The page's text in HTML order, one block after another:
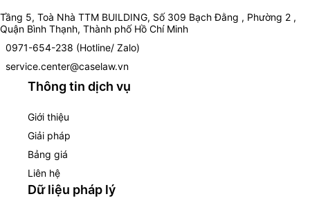
Tầng 5, Toà Nhà TTM BUILDING, Số 309 Bạch Đằng , Phường 2 ,
Quận Bình Thạnh, Thành phố Hồ Chí Minh
0971-654-238 (Hotline/ Zalo)
service.center@caselaw.vn
Thông tin dịch vụ
Giới thiệu
Giải pháp
Bảng giá
Liên hệ
Dữ liệu pháp lý